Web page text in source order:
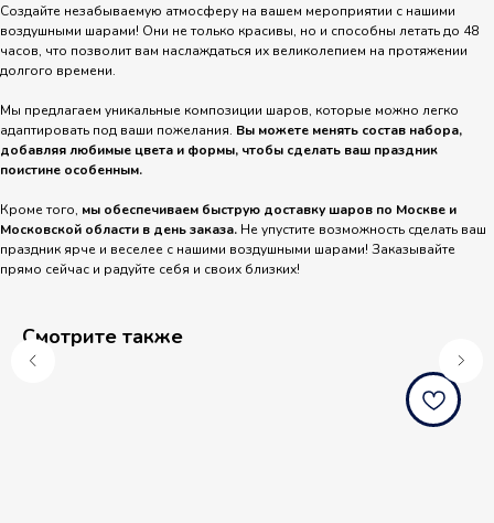
Создайте незабываемую атмосферу на вашем мероприятии с нашими
воздушными шарами! Они не только красивы, но и способны летать до 48
часов, что позволит вам наслаждаться их великолепием на протяжении
долгого времени.
Мы предлагаем уникальные композиции шаров, которые можно легко
адаптировать под ваши пожелания. Вы можете менять состав набора,
добавляя любимые цвета и формы, чтобы сделать ваш праздник
поистине особенным.
Кроме того, мы обеспечиваем быструю доставку шаров по Москве и
Московской области в день заказа. Не упустите возможность сделать ваш
праздник ярче и веселее с нашими воздушными шарами! Заказывайте
прямо сейчас и радуйте себя и своих близких!
Смотрите также
balloondog.ru